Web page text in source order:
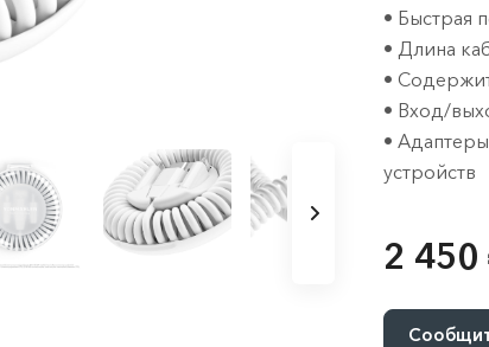
• Быстрая
• Длина
•
• Вход/
•
устройств
2 450